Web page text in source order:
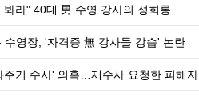
라" 40대 男 수영 강사의 성희롱
수영장, '자격증 無 강사들 강습' 논란
주기 수사' 의혹…재수사 요청한 피해자